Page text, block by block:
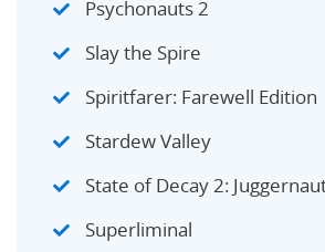
Psychonauts 2
Slay the Spire
Spiritfarer: Farewell Edition
Stardew Valley
State of Decay 2:
Superliminal